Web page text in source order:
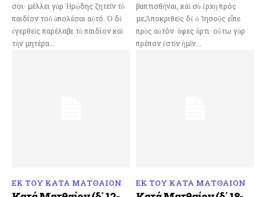
σοι· μέλλει γὰρ Ἡρῴδης ζητεῖν τὸ
παιδίον τοῦ ἀπολέσαι αὐτό. Ὁ δὲ
ἐγερθεὶς παρέλαβε τὸ παιδίον καὶ
τὴν μητέρα...
βαπτισθῆναι, καὶ σὺ ἔρχῃ πρός
με;Ἀποκριθεὶς δὲ ὁ Ἰησοῦς εἶπε
πρὸς αὐτόν· ἄφες ἄρτι· οὕτω γὰρ
πρέπον ἐστὶν ἡμῖν...
ΕΚ ΤΟΥ ΚΑΤΑ ΜΑΤΘΑΙΟΝ ΕΚ ΤΟΥ ΚΑΤΑ ΜΑΤΘΑΙΟΝ